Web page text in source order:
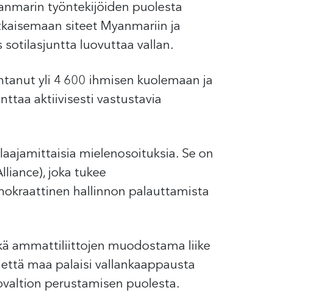
työntekijöiden puolesta
siteet Myanmariin ja
sotilasjuntta luovuttaa vallan.
yli 4 600 ihmisen kuolemaan ja
aktiivisesti vastustavia
mielenosoituksia. Se on
joka tukee
hallinnon palauttamista
ammattiliittojen muodostama liike
maa palaisi vallankaappausta
perustamisen puolesta.